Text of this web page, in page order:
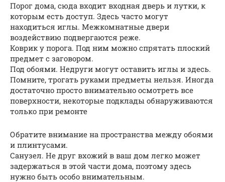
Порог дома, сюда входит входная дверь и лутки, к
которым есть доступ. Здесь часто могут
находиться иглы. Межкомнатные двери
воздействию подвергаются реже.
Коврик у порога. Под ним можно спрятать плоский
предмет с заговором.
Под обоями. Недруги могут оставить иглы и здесь.
Помните, трогать руками предметы нельзя. Иногда
достаточно просто внимательно осмотреть все
поверхности, некоторые подклады обнаруживаются
только при ремонте
Обратите внимание на пространства между обоями
и плинтусами.
Санузел. Не друг вхожий в ваш дом легко может
задержаться в этой части дома, поэтому здесь
нужно быть особо внимательным.